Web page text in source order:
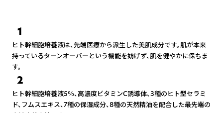
1
ヒト幹細胞培養液は、先端医療から派生した美肌成分です。肌が本来
持っているターンオーバーという機能を妨げず、肌を健やかに保ちま
す。
2
ヒト幹細胞培養液5％、高濃度ビタミンC誘導体、3種のヒト型セラミ
ド、フムスエキス、7種の保湿成分、8種の天然精油を配合した最先端の